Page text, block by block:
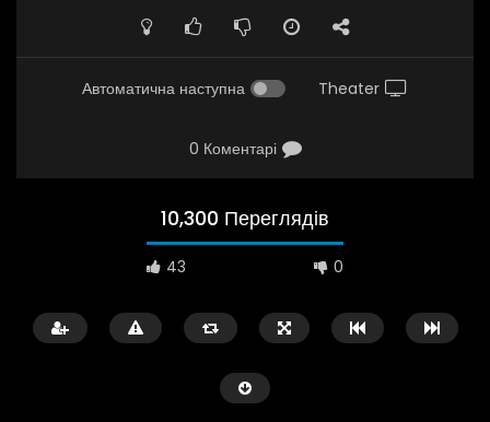
Автоматична наступна Theater
0 Коментарі
10,300 Переглядів
43 0